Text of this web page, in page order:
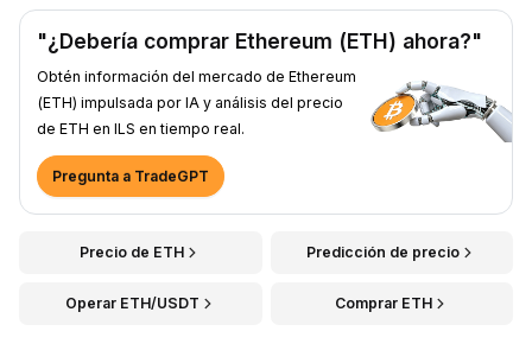
"¿Debería comprar Ethereum (ETH) ahora?"
Obtén información del mercado de Ethereum
(ETH) impulsada por IA y análisis del precio
de ETH en ILS en tiempo real.
Pregunta a TradeGPT
Precio de ETH Predicción de precio
Operar ETH/USDT Comprar ETH